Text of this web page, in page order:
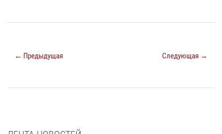
← Предыдущая Следующая →